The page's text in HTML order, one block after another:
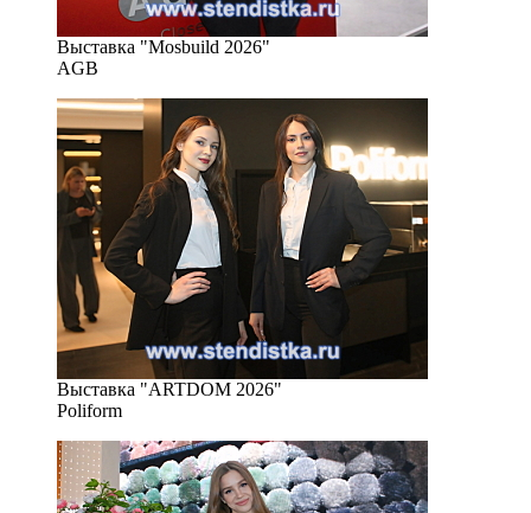
Выставка "Mosbuild 2026"
AGB
Выставка "ARTDOM 2026"
Poliform